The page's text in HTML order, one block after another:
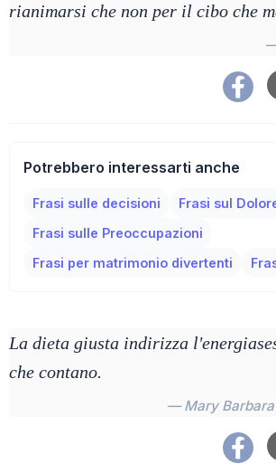
rianimarsi che non per il cibo che
Potrebbero interessarti anche
Frasi sulle decisioni
Frasi sul
Frasi sulle Preoccupazioni
Frasi per matrimonio divertenti
La dieta giusta indirizza
che contano.
— Mary